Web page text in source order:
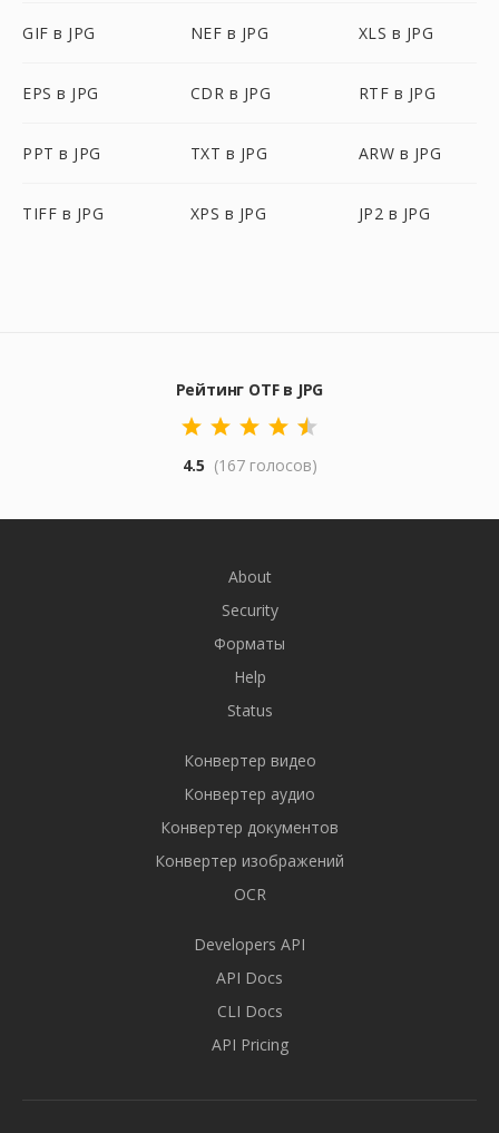
GIF в JPG NEF в JPG XLS в JPG
EPS в JPG CDR в JPG RTF в JPG
PPT в JPG TXT в JPG ARW в JPG
TIFF в JPG XPS в JPG JP2 в JPG
Рейтинг OTF в JPG
4.5 (167 голосов)
About
Security
Форматы
Help
Status
Конвертер видео
Конвертер аудио
Конвертер документов
Конвертер изображений
OCR
Developers API
API Docs
CLI Docs
API Pricing